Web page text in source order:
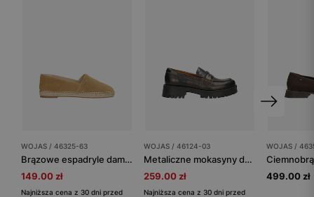
WOJAS / 46325-63
Brązowe espadryle damskie z jutowym sznurkiem
149.00 zł
Najniższa cena z 30 dni przed
WOJAS / 46124-03
Metaliczne mokasyny damskie penny loafers
259.00 zł
Najniższa cena z 30 dni przed
WOJAS /
499.00 zł